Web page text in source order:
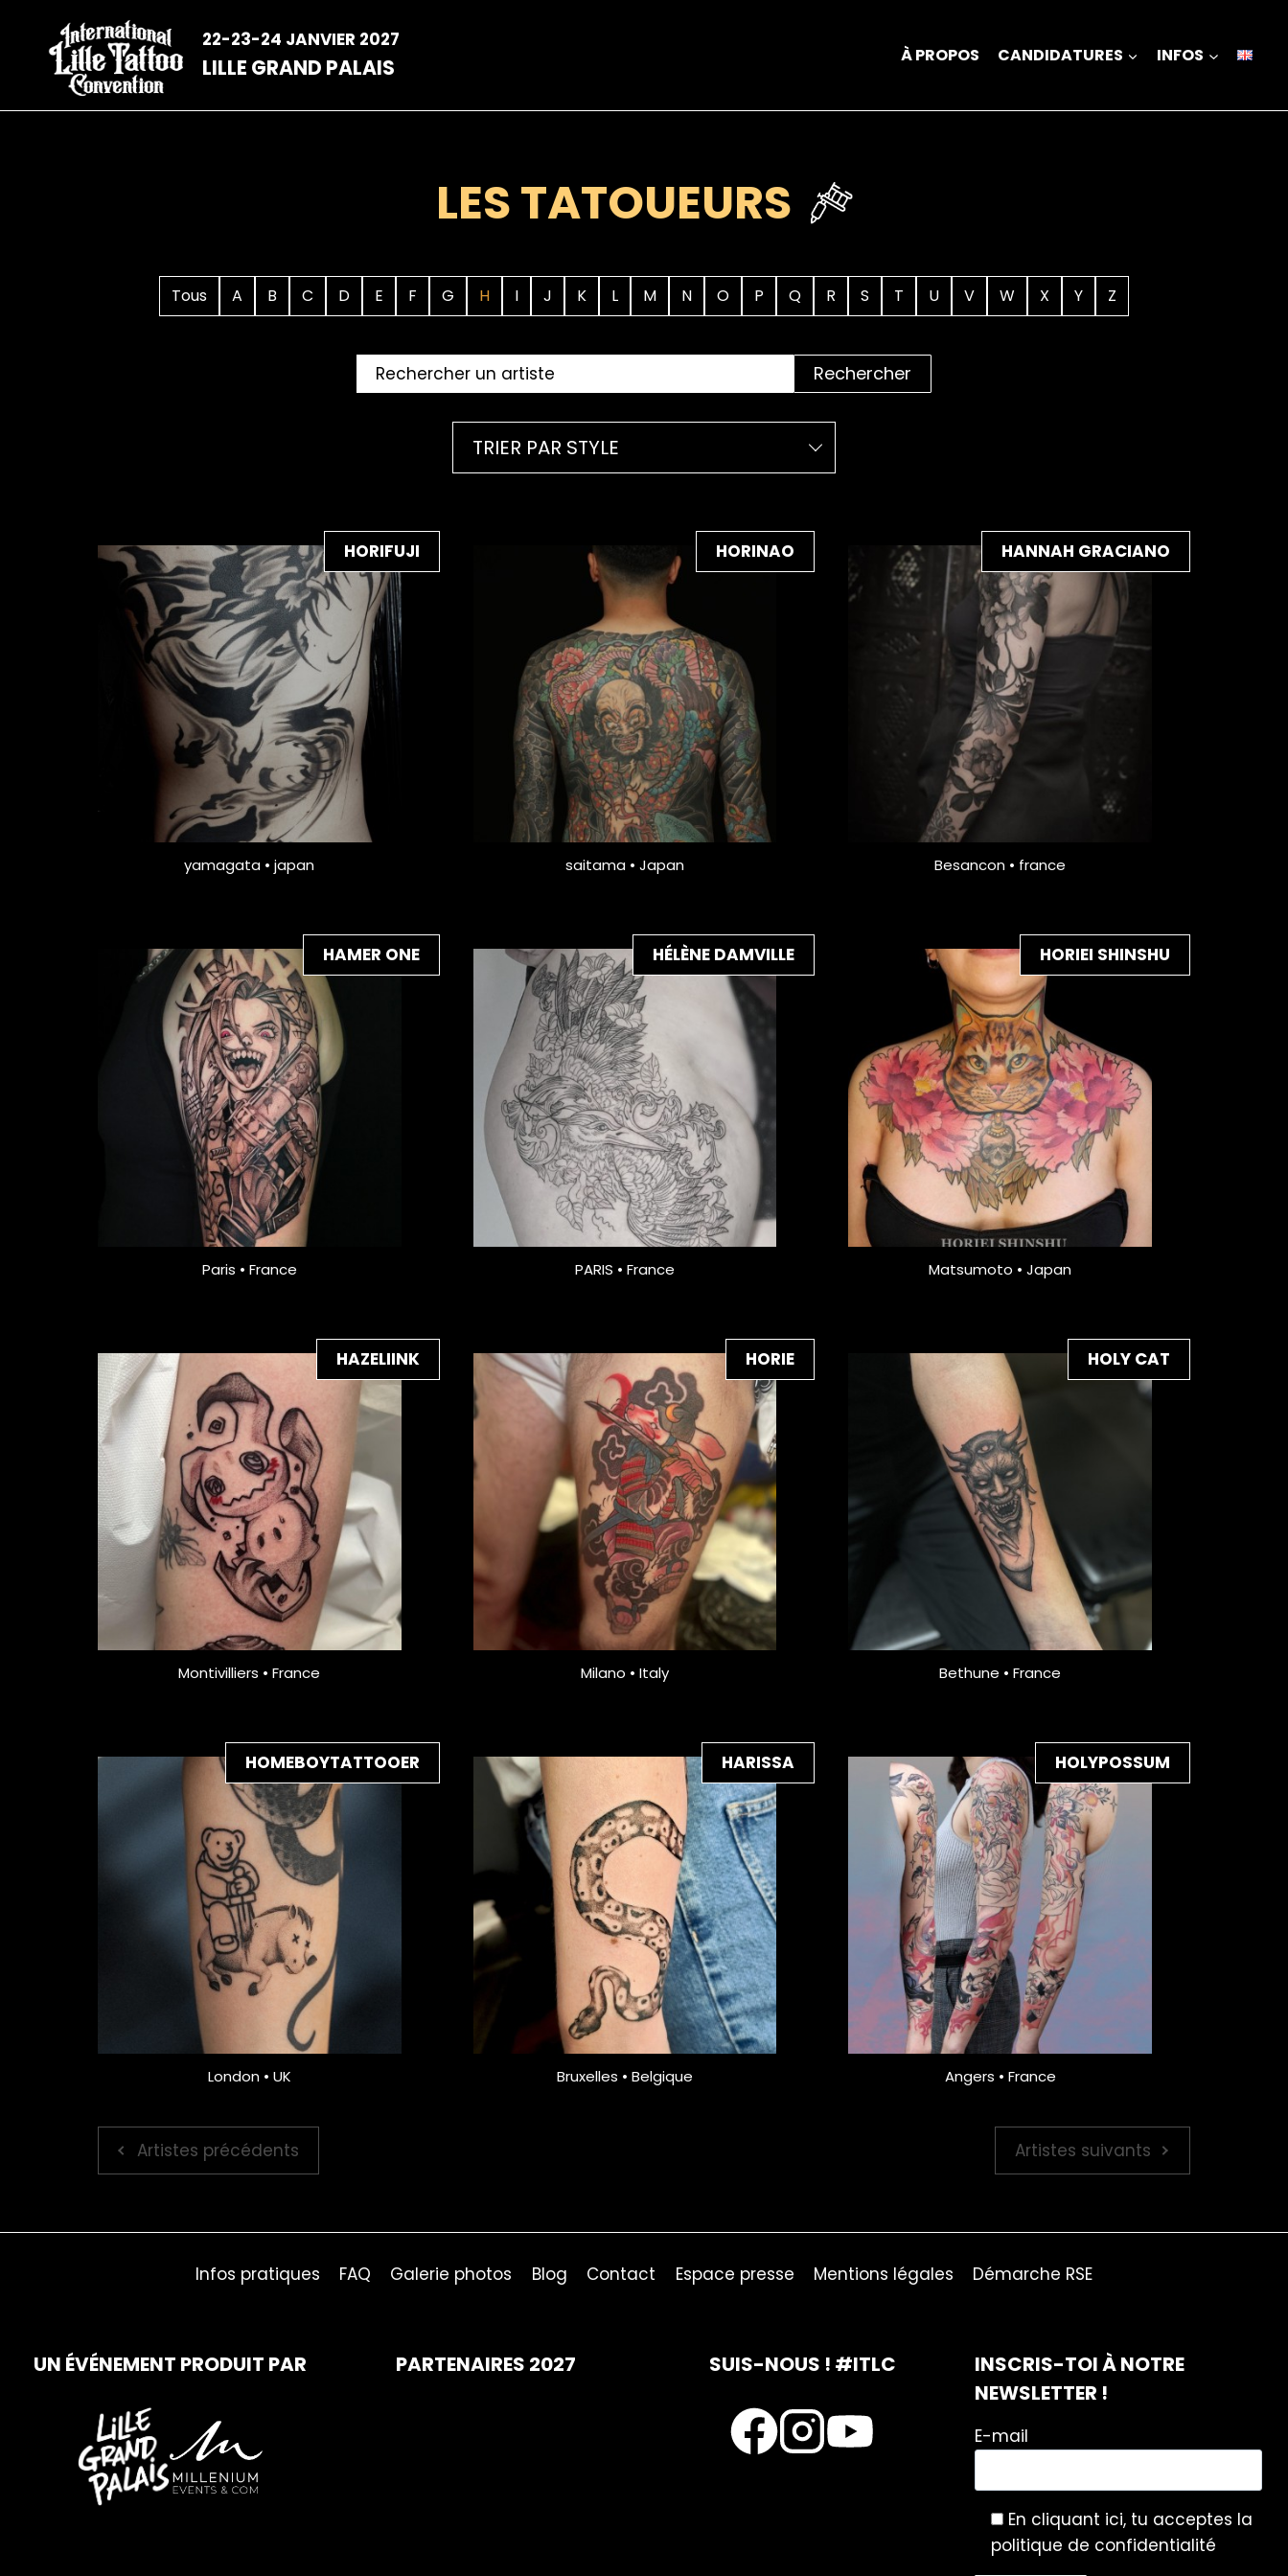
contenu
22-23-24 JANVIER 2027
LILLE GRAND PALAIS À PROPOS CANDIDATURES INFOS
LES TATOUEURS
Tous A B C D E F G H I J K L M N O P Q R S T U V W X Y Z
Rechercher
TRIER PAR STYLE
HORIFUJI
yamagata • japan
HORINAO
saitama • Japan
HANNAH GRACIANO
Besancon • france
HAMER ONE
Paris • France
HÉLÈNE DAMVILLE
PARIS • France
HORIEI SHINSHU
Matsumoto • Japan
HAZELIINK
Montivilliers • France
HORIE
Milano • Italy
HOLY CAT
Bethune • France
HOMEBOYTATTOOER
London • UK
HARISSA
Bruxelles • Belgique
HOLYPOSSUM
Angers • France
Artistes précédents Artistes suivants
Infos pratiques FAQ Galerie photos Blog Contact Espace presse Mentions légales Démarche RSE
UN ÉVÉNEMENT PRODUIT PAR PARTENAIRES 2027 SUIS-NOUS ! #ITLC
INSCRIS-TOI À NOTRE
NEWSLETTER !
E-mail
En cliquant ici, tu acceptes la
politique de confidentialité